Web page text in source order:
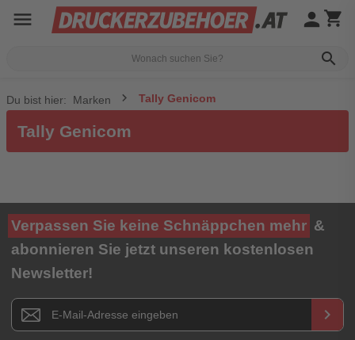
menu
search
person shopping_cart
Du bist hier: Marken Tally Genicom
Tally Genicom
Verpassen Sie keine Schnäppchen mehr &
abonnieren Sie jetzt unseren kostenlosen
Newsletter!
Newsletter E-Mail Adresse keyboard_arrow_right